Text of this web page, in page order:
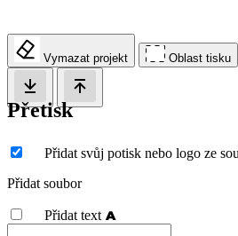
Vymazat projekt Oblast tisku
Přetisk
Přidat svůj potisk nebo logo ze
Přidat soubor
Přidat text